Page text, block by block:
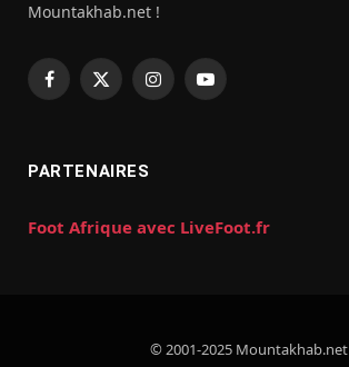
Mountakhab.net !
Facebook
X
InstagramYouTube
PARTENAIRES
Foot Afrique avec LiveFoot.fr
© 2001-2025 Mountakhab.net